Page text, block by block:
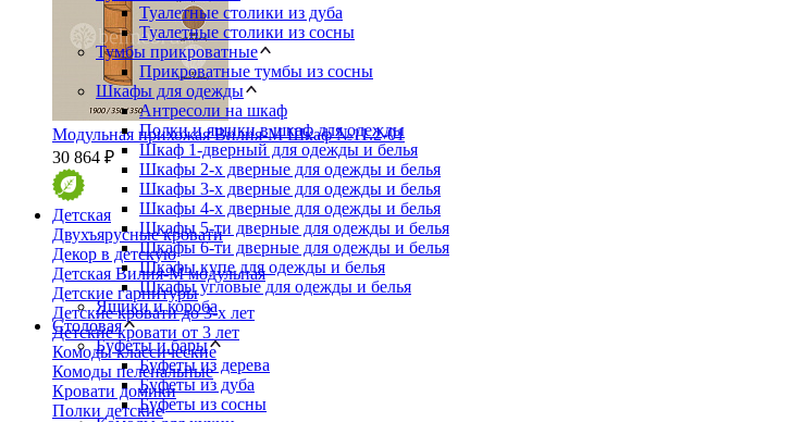
Модульная прихожая Вилия-М Шкаф №11.2-01
30 864 ₽
Детская
Двухъярусные кровати
Декор в детскую
Детская Вилия-М модульная
Детские гарнитуры
Детские кровати до 3-х лет
Детские кровати от 3 лет
Комоды классические
Комоды пеленальные
Кровати домики
Полки детские
Туалетные столики из дуба
Туалетные столики из сосны
Тумбы прикроватные
Прикроватные тумбы из сосны
Шкафы для одежды
Антресоли на шкаф
Полки и ящики в шкаф для одежды
Шкаф 1-дверный для одежды и белья
Шкафы 2-х дверные для одежды и белья
Шкафы 3-х дверные для одежды и белья
Шкафы 4-х дверные для одежды и белья
Шкафы 5-ти дверные для одежды и белья
Шкафы 6-ти дверные для одежды и белья
Шкафы купе для одежды и белья
Шкафы угловые для одежды и белья
Ящики и короба
Столовая
Буфеты и бары
Буфеты из дерева
Буфеты из дуба
Буфеты из сосны